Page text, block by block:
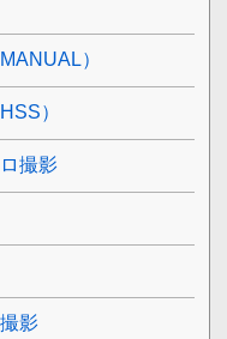
）
）
撮影
影